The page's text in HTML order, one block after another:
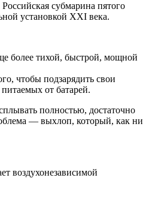
субмарина пятого
установкой XXI века.
более тихой, быстрой, мощной
чтобы подзарядить свои
от батарей.
полностью, достаточно
— выхлоп, который, как ни
воздухонезависимой